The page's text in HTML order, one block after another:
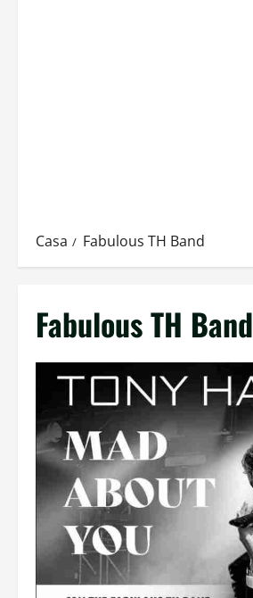
Casa Fabulous TH Band
Fabulous TH Band